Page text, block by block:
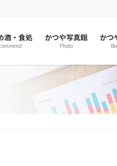
酒・食処 かつや写真館
Photo
かつ